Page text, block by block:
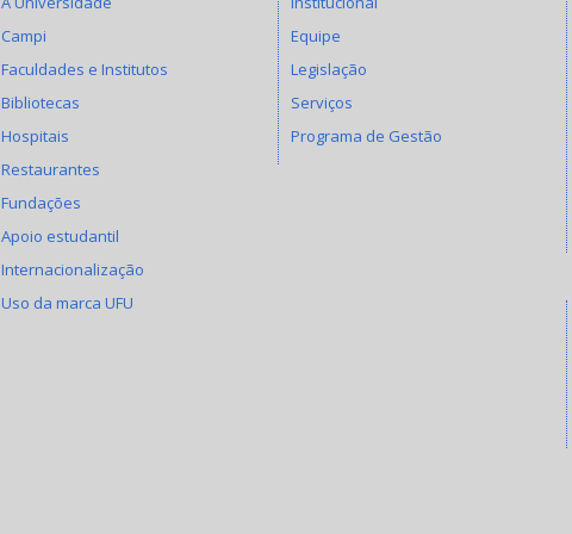
Campi
Faculdades e Institutos
Bibliotecas
Hospitais
Restaurantes
Fundações
Apoio estudantil
Internacionalização
Uso da marca UFU
Equipe
Legislação
Serviços
Programa de Gestão